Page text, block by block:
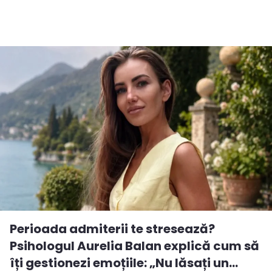
Perioada admiterii te stresează?
Psihologul Aurelia Balan explică cum să
îți gestionezi emoțiile: „Nu lăsați un